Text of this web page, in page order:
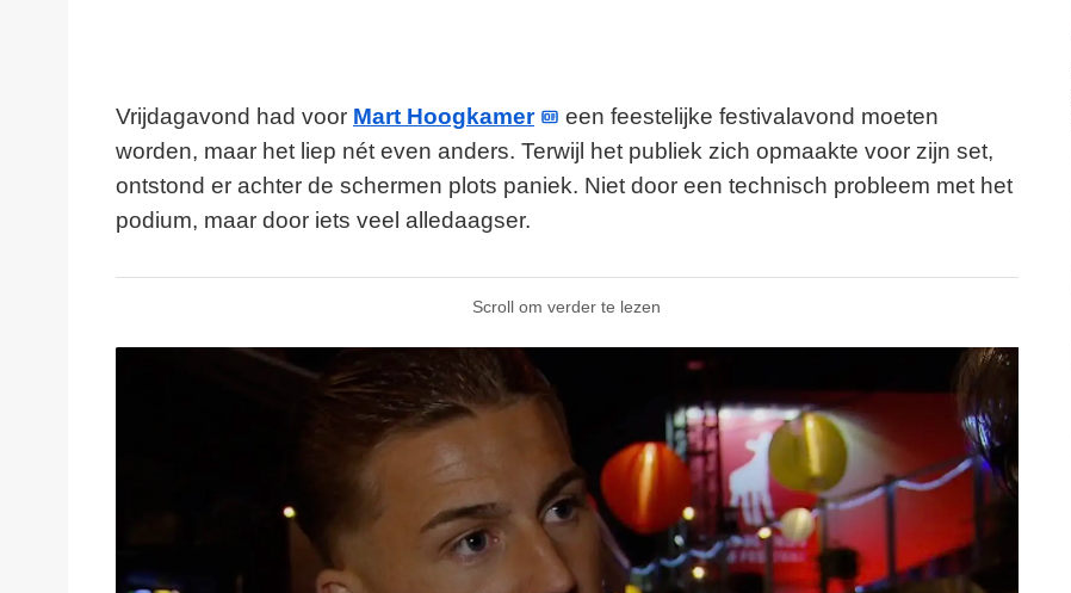
Vrijdagavond had voor Mart Hoogkamer
een feestelijke festivalavond moeten
worden, maar het liep nét even anders. Terwijl het publiek zich opmaakte voor zijn set,
ontstond er achter de schermen plots paniek. Niet door een technisch probleem met het
podium, maar door iets veel alledaagser.
Scroll om verder te lezen